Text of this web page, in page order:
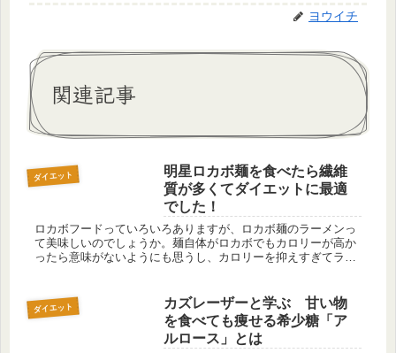
ヨウイチ
関連記事
ダイエット
明星ロカボ麺を食べたら繊維
質が多くてダイエットに最適
でした！
ロカボフードっていろいろありますが、ロカボ麺のラーメンっ
て美味しいのでしょうか。麺自体がロカボでもカロリーが高か
ったら意味がないようにも思うし、カロリーを抑えすぎてラー
ダイエット
カズレーザーと学ぶ 甘い物
を食べても痩せる希少糖「ア
ルロース」とは